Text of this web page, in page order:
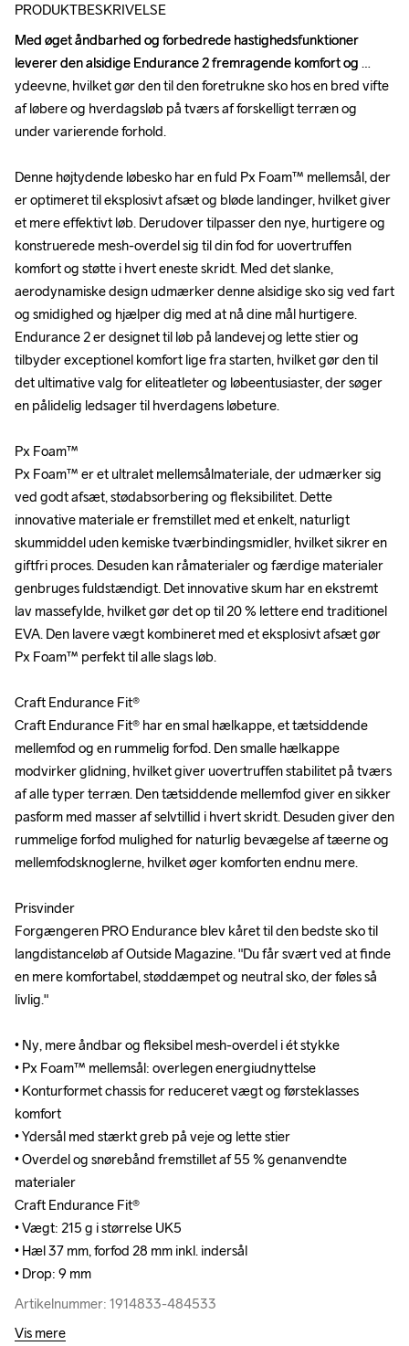
PRODUKTBESKRIVELSE
Med øget åndbarhed og forbedrede hastighedsfunktioner
leverer den alsidige Endurance 2 fremragende komfort og
ydeevne, hvilket gør den til den foretrukne sko hos en bred vifte
af løbere og hverdagsløb på tværs af forskelligt terræn og
under varierende forhold.
Denne højtydende løbesko har en fuld Px Foam™ mellemsål, der
er optimeret til eksplosivt afsæt og bløde landinger, hvilket giver
et mere effektivt løb. Derudover tilpasser den nye, hurtigere og
konstruerede mesh-overdel sig til din fod for uovertruffen
komfort og støtte i hvert eneste skridt. Med det slanke,
aerodynamiske design udmærker denne alsidige sko sig ved fart
og smidighed og hjælper dig med at nå dine mål hurtigere.
Endurance 2 er designet til løb på landevej og lette stier og
tilbyder exceptionel komfort lige fra starten, hvilket gør den til
det ultimative valg for eliteatleter og løbeentusiaster, der søger
en pålidelig ledsager til hverdagens løbeture.
Px Foam™
Px Foam™ er et ultralet mellemsålmateriale, der udmærker sig
ved godt afsæt, stødabsorbering og fleksibilitet. Dette
innovative materiale er fremstillet med et enkelt, naturligt
skummiddel uden kemiske tværbindingsmidler, hvilket sikrer en
giftfri proces. Desuden kan råmaterialer og færdige materialer
genbruges fuldstændigt. Det innovative skum har en ekstremt
lav massefylde, hvilket gør det op til 20 % lettere end traditionel
EVA. Den lavere vægt kombineret med et eksplosivt afsæt gør
Px Foam™ perfekt til alle slags løb.
Craft Endurance Fit®
Craft Endurance Fit® har en smal hælkappe, et tætsiddende
mellemfod og en rummelig forfod. Den smalle hælkappe
modvirker glidning, hvilket giver uovertruffen stabilitet på tværs
af alle typer terræn. Den tætsiddende mellemfod giver en sikker
pasform med masser af selvtillid i hvert skridt. Desuden giver den
rummelige forfod mulighed for naturlig bevægelse af tæerne og
mellemfodsknoglerne, hvilket øger komforten endnu mere.
Prisvinder
Forgængeren PRO Endurance blev kåret til den bedste sko til
langdistanceløb af Outside Magazine. "Du får svært ved at finde
en mere komfortabel, støddæmpet og neutral sko, der føles så
livlig."
• Ny, mere åndbar og fleksibel mesh-overdel i ét stykke
• Px Foam™ mellemsål: overlegen energiudnyttelse
• Konturformet chassis for reduceret vægt og førsteklasses
komfort
• Ydersål med stærkt greb på veje og lette stier
• Overdel og snørebånd fremstillet af 55 % genanvendte
materialer
Craft Endurance Fit®
• Vægt: 215 g i størrelse UK5
• Hæl 37 mm, forfod 28 mm inkl. indersål
• Drop: 9 mm
Artikelnummer: 1914833-484533
Med øget åndbarhed og forbedrede hastighedsfunktioner
leverer den alsidige Endurance 2 fremragende komfort og
ydeevne, hvilket gør den til den foretrukne sko hos en bred vifte
af løbere og hverdagsløb på tværs af forskelligt terræn og
under varierende forhold.
Denne højtydende løbesko har en fuld Px Foam™ mellemsål, der
er optimeret til eksplosivt afsæt og bløde landinger, hvilket giver
et mere effektivt løb. Derudover tilpasser den nye, hurtigere og
konstruerede mesh-overdel sig til din fod for uovertruffen
komfort og støtte i hvert eneste skridt. Med det slanke,
aerodynamiske design udmærker denne alsidige sko sig ved fart
og smidighed og hjælper dig med at nå dine mål hurtigere.
Endurance 2 er designet til løb på landevej og lette stier og
tilbyder exceptionel komfort lige fra starten, hvilket gør den til
det ultimative valg for eliteatleter og løbeentusiaster, der søger
en pålidelig ledsager til hverdagens løbeture.
Px Foam™
Px Foam™ er et ultralet mellemsålmateriale, der udmærker sig
ved godt afsæt, stødabsorbering og fleksibilitet. Dette
innovative materiale er fremstillet med et enkelt, naturligt
skummiddel uden kemiske tværbindingsmidler, hvilket sikrer en
giftfri proces. Desuden kan råmaterialer og færdige materialer
genbruges fuldstændigt. Det innovative skum har en ekstremt
lav massefylde, hvilket gør det op til 20 % lettere end traditionel
EVA. Den lavere vægt kombineret med et eksplosivt afsæt gør
Px Foam™ perfekt til alle slags løb.
Craft Endurance Fit®
Craft Endurance Fit® har en smal hælkappe, et tætsiddende
mellemfod og en rummelig forfod. Den smalle hælkappe
modvirker glidning, hvilket giver uovertruffen stabilitet på tværs
af alle typer terræn. Den tætsiddende mellemfod giver en sikker
pasform med masser af selvtillid i hvert skridt. Desuden giver den
rummelige forfod mulighed for naturlig bevægelse af tæerne og
mellemfodsknoglerne, hvilket øger komforten endnu mere.
Prisvinder
Forgængeren PRO Endurance blev kåret til den bedste sko til
langdistanceløb af Outside Magazine. "Du får svært ved at finde
en mere komfortabel, støddæmpet og neutral sko, der føles så
livlig."
• Ny, mere åndbar og fleksibel mesh-overdel i ét stykke
• Px Foam™ mellemsål: overlegen energiudnyttelse
• Konturformet chassis for reduceret vægt og førsteklasses
komfort
• Ydersål med stærkt greb på veje og lette stier
• Overdel og snørebånd fremstillet af 55 % genanvendte
materialer
Craft Endurance Fit®
• Vægt: 215 g i størrelse UK5
• Hæl 37 mm, forfod 28 mm inkl. indersål
• Drop: 9 mm
Artikelnummer: 1914833-484533
Vis mere